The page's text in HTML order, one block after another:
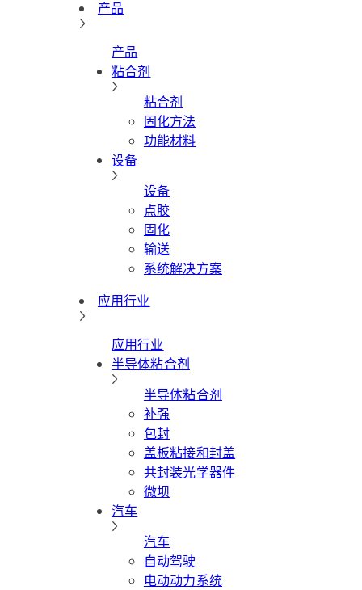
产品
产品
粘合剂
粘合剂
固化方法
功能材料
设备
设备
点胶
固化
输送
系统解决方案
应用行业
应用行业
半导体粘合剂
半导体粘合剂
补强
包封
盖板粘接和封盖
共封装光学器件
微坝
汽车
汽车
自动驾驶
电动动力系统